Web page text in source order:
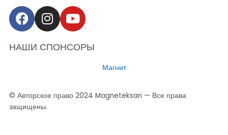
F
a
c
e
k
I
n
s
t
a
m
Y
o
u
t
e
НАШИ СПОНСОРЫ
Магнит
© Авторское право 2024 Magneteksan — Все права
защищены.